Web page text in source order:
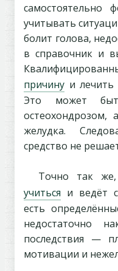
самостоятельно
учитывать
болит голова,
в справочник и
причину и
Это может
желудка.
средство не
Точно так
учиться и ведёт
есть
недостаточно
последствия —
мотивации и